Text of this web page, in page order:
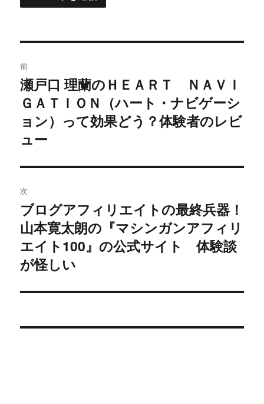
稿
ナ
ビ
シ
ョ
ン
前
過
去
の
稿:
瀬戸口 理蘭のＨＥＡＲＴ ＮＡＶＩ
ＧＡＴＩＯＮ（ハート・ナビゲーシ
ョン）って効果どう？体験者のレビ
ュー
次
次
の
投
稿:
ブログアフィリエイトの最終兵器！
山本寛太朗の『マシンガンアフィリ
エイト100』の公式サイト 体験談
が怪しい